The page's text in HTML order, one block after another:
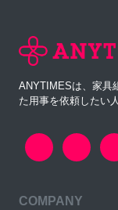
ANYTIMESは、家具
た用事を依頼したい
COMPANY